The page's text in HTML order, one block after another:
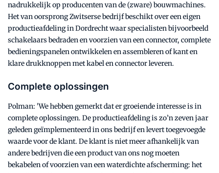
nadrukkelijk op producenten van de (zware) bouwmachines.
Het van oorsprong Zwitserse bedrijf beschikt over een eigen
productieafdeling in Dordrecht waar specialisten bijvoorbeeld
schakelaars bedraden en voorzien van een connector, complete
bedieningspanelen ontwikkelen en assembleren of kant en
klare drukknoppen met kabel en connector leveren.
Complete oplossingen
Polman: 'We hebben gemerkt dat er groeiende interesse is in
complete oplossingen. De productieafdeling is zo’n zeven jaar
geleden geïmplementeerd in ons bedrijf en levert toegevoegde
waarde voor de klant. De klant is niet meer afhankelijk van
andere bedrijven die een product van ons nog moeten
bekabelen of voorzien van een waterdichte afscherming: het